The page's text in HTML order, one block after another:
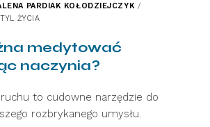
PARDIAK KOŁODZIEJCZYK /
ŻYCIA
medytować
naczynia?
to cudowne narzędzie do
rozbrykanego umysłu.